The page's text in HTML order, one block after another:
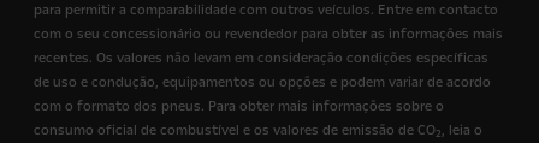
para permitir a comparabilidade com outros veículos. Entre em contacto
com o seu concessionário ou revendedor para obter as informações mais
recentes. Os valores não levam em consideração condições específicas
de uso e condução, equipamentos ou opções e podem variar de acordo
com o formato dos pneus. Para obter mais informações sobre o
consumo oficial de combustível e os valores de emissão de CO2, leia o